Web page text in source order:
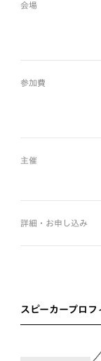
会場
参加費
主催
詳細・お申し込み
スピーカープロフ